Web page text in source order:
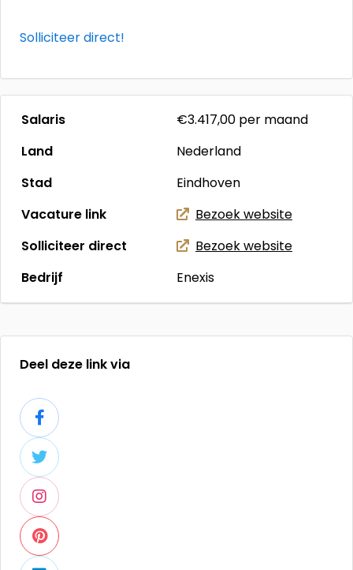
Solliciteer direct!
Salaris €3.417,00 per maand
Land
Nederland
Stad
Eindhoven
Vacature link
Bezoek website
Solliciteer direct
Bezoek website
Bedrijf
Enexis
Deel deze link via